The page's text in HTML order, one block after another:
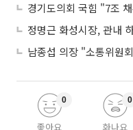
좋아요
0
화나요
0